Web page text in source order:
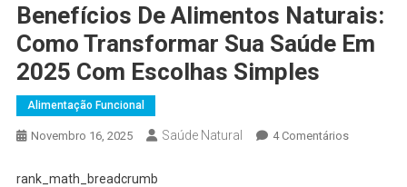
Benefícios De Alimentos Naturais:
Como Transformar Sua Saúde Em
2025 Com Escolhas Simples
Alimentação Funcional
Novembro 16, 2025 Saúde Natural 4 ComentáriosEm
rank_math_breadcrumb